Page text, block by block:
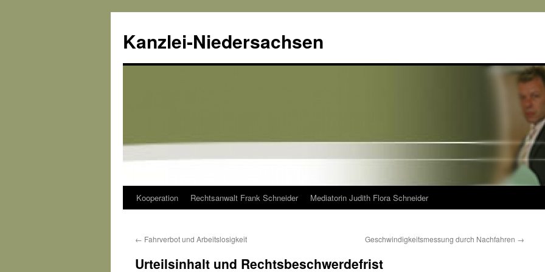
Kanzlei-Niedersachsen
Zum
springen
Kooperation Rechtsanwalt Frank Schneider Mediatorin Judith Flora Schneider
← Fahrverbot und Arbeitslosigkeit Geschwindigkeitsmessung durch Nachfahren →
Urteilsinhalt und Rechtsbeschwerdefrist